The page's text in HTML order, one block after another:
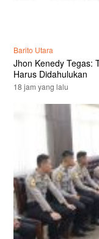
Barito Utara
Jhon Kenedy Tegas:
Harus Didahulukan
18 jam yang lalu